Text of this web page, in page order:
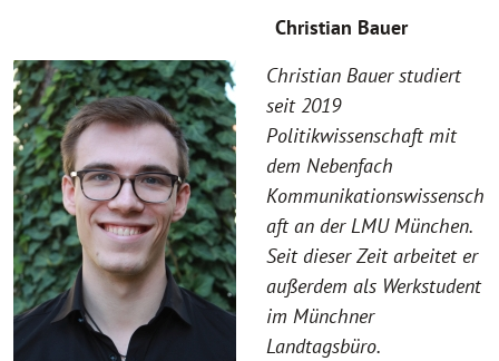
Christian Bauer
Christian Bauer studiert
seit 2019
Politikwissenschaft mit
dem Nebenfach
Kommunikationswissensch
aft an der LMU München.
Seit dieser Zeit arbeitet er
außerdem als Werkstudent
im Münchner
Landtagsbüro.